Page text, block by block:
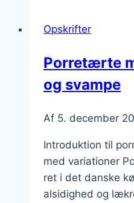
Opskrifter
Porretærte
og svampe
Af 5. december
Introduktion til
med variationer
ret i det danske
alsidighed og